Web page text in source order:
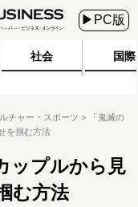
▶PC版
社会 国際
チャー・スポーツ
「鬼滅の
を掴む方法
ップルから見
む方法